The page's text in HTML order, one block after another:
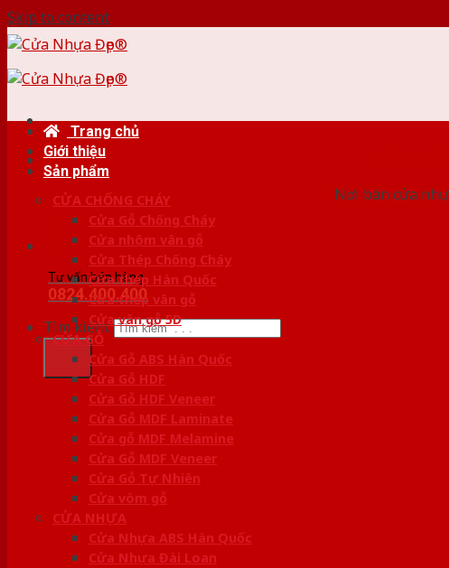
Skip to content
Nơi bán cửa
Tư vấn bán hàng
0824.400.400
Tìm kiếm:
Trang chủ
Giới thiệu
Sản phẩm
CỬA CHỐNG CHÁY
Cửa Gỗ Chống Cháy
Cửa nhôm vân gỗ
Cửa Thép Chống Cháy
Cửa thép Hàn Quốc
Cửa thép vân gỗ
Cửa vân gỗ 5D
CỬA GỖ
Cửa Gỗ ABS Hàn Quốc
Cửa Gỗ HDF
Cửa Gỗ HDF Veneer
Cửa Gỗ MDF Laminate
Cửa gỗ MDF Melamine
Cửa Gỗ MDF Veneer
Cửa Gỗ Tự Nhiên
Cửa vòm gỗ
CỬA NHỰA
Cửa Nhựa ABS Hàn Quốc
Cửa Nhựa Đài Loan